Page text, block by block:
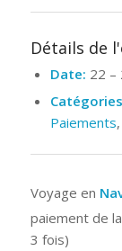
Détails de
Date: 22 –
Paiements,
Voyage en
paiement de la
3 fois)